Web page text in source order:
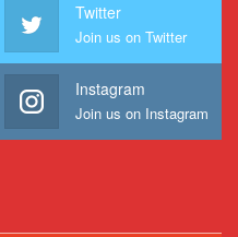
Twitter
Join us on Twitter
Instagram
Join us on Instagram